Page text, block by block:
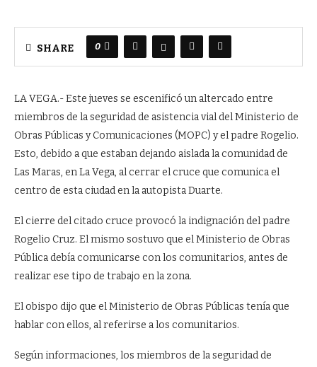
SHARE 0
LA VEGA.- Este jueves se escenificó un altercado entre
miembros de la seguridad de asistencia vial del Ministerio de
Obras Públicas y Comunicaciones (MOPC) y el padre Rogelio.
Esto, debido a que estaban dejando aislada la comunidad de
Las Maras, en La Vega, al cerrar el cruce que comunica el
centro de esta ciudad en la autopista Duarte.
El cierre del citado cruce provocó la indignación del padre
Rogelio Cruz. El mismo sostuvo que el Ministerio de Obras
Pública debía comunicarse con los comunitarios, antes de
realizar ese tipo de trabajo en la zona.
El obispo dijo que el Ministerio de Obras Públicas tenía que
hablar con ellos, al referirse a los comunitarios.
Según informaciones, los miembros de la seguridad de